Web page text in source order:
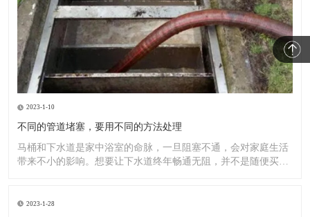
2023-1-10
不同的管道堵塞，要用不同的方法处理
马桶和下水道是家中浴室的命脉，一旦阻塞不通，会对家庭生活
带来不小的影响。想要让下水道终年畅通无阻，并不是随便买一
2023-1-28